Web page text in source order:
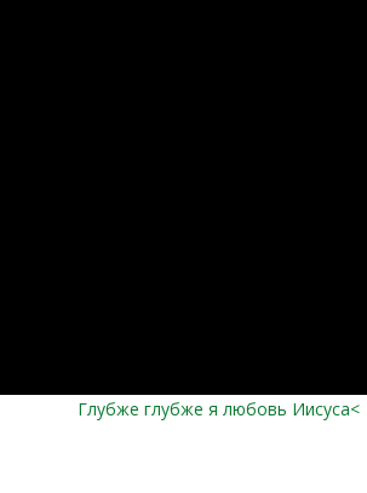
Глубже глубже я любовь Иисуса<